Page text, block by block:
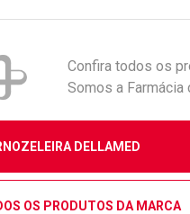
Confira todos os
Somos a Farmácia
DELLAMED
OS PRODUTOS DA MARCA